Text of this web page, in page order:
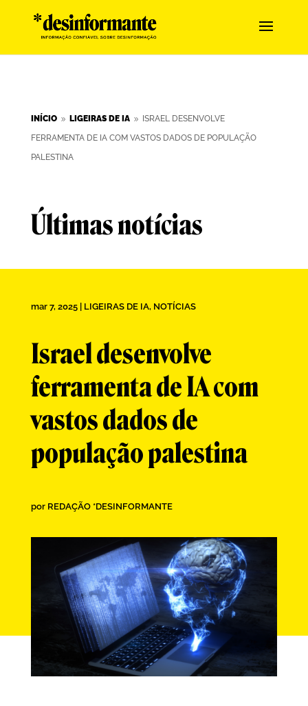
INÍCIO 9 LIGEIRAS DE IA 9
ISRAEL DESENVOLVE
FERRAMENTA DE IA COM VASTOS DADOS DE POPULAÇÃO
PALESTINA
Últimas notícias
mar 7, 2025| LIGEIRAS DE IA, NOTÍCIAS
Israel desenvolve
ferramenta de IA com
vastos dados de
população palestina
por REDAÇÃO *DESINFORMANTE